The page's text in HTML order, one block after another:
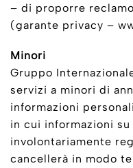
– di proporre
(garante privacy –
Minori
Gruppo
servizi a minori di
informazioni
in cui informazioni
involontariamente
cancellerà in modo